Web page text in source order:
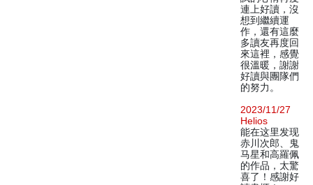
連上好讀，沒
想到繼續運
作，還有這麼
多讀友再度回
來這裡，感覺
很溫暖，謝謝
好讀與團隊們
的努力。
2023/11/27
Helios
能在这里发现
赤川次郎、鬼
马星和高羅佩
的作品，太驚
喜了！感謝好